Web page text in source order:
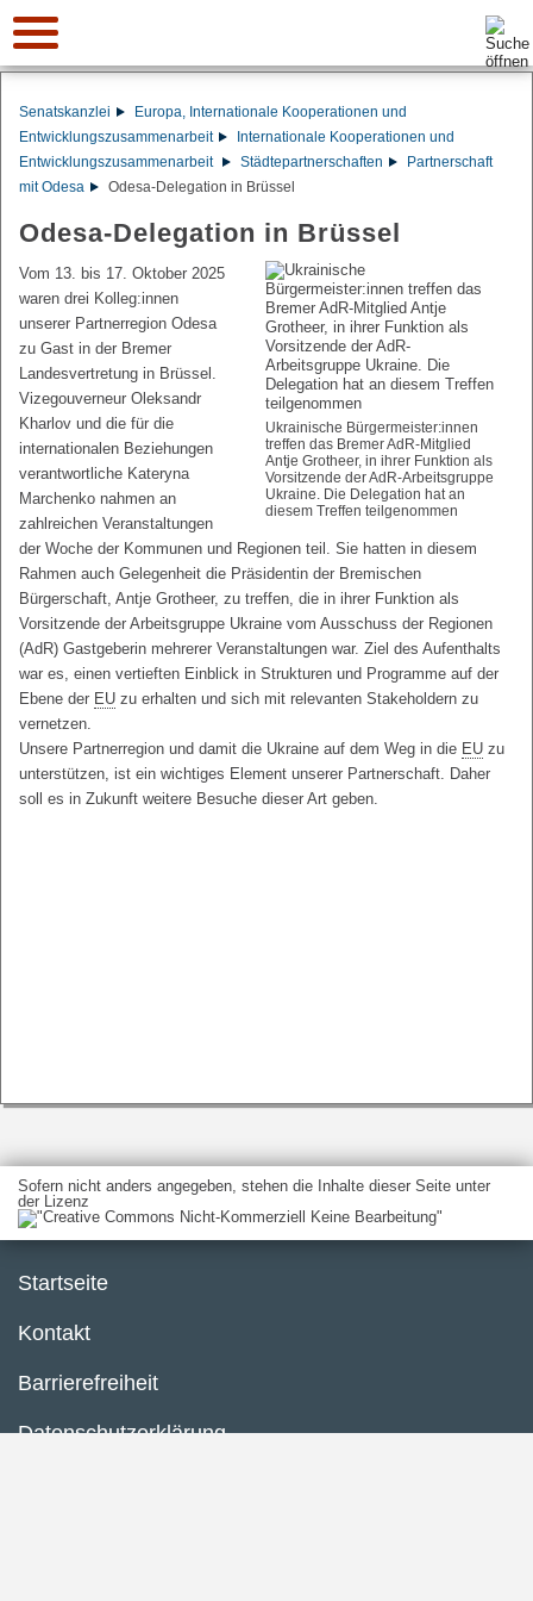
Suche:
Senatskanzlei
Europa, Internationale Kooperationen und
Entwicklungszusammenarbeit
Internationale Kooperationen und
Entwicklungszusammenarbeit
Städtepartnerschaften
Partnerschaft
mit Odesa
Odesa-Delegation in Brüssel
Odesa-Delegation in Brüssel
Ukrainische Bürgermeister:innen
treffen das Bremer AdR-Mitglied
Antje Grotheer, in ihrer Funktion als
Vorsitzende der AdR-Arbeitsgruppe
Ukraine. Die Delegation hat an
diesem Treffen teilgenommen
Vom 13. bis 17. Oktober 2025
waren drei Kolleg:innen
unserer Partnerregion Odesa
zu Gast in der Bremer
Landesvertretung in Brüssel.
Vizegouverneur Oleksandr
Kharlov und die für die
internationalen Beziehungen
verantwortliche Kateryna
Marchenko nahmen an
zahlreichen Veranstaltungen
der Woche der Kommunen und Regionen teil. Sie hatten in diesem
Rahmen auch Gelegenheit die Präsidentin der Bremischen
Bürgerschaft, Antje Grotheer, zu treffen, die in ihrer Funktion als
Vorsitzende der Arbeitsgruppe Ukraine vom Ausschuss der Regionen
(AdR) Gastgeberin mehrerer Veranstaltungen war. Ziel des Aufenthalts
war es, einen vertieften Einblick in Strukturen und Programme auf der
Ebene der EU zu erhalten und sich mit relevanten Stakeholdern zu
vernetzen.
Unsere Partnerregion und damit die Ukraine auf dem Weg in die EU zu
unterstützen, ist ein wichtiges Element unserer Partnerschaft. Daher
soll es in Zukunft weitere Besuche dieser Art geben.
Sofern nicht anders angegeben, stehen die Inhalte dieser Seite unter
der Lizenz
Startseite
Kontakt
Barrierefreiheit
Datenschutzerklärung